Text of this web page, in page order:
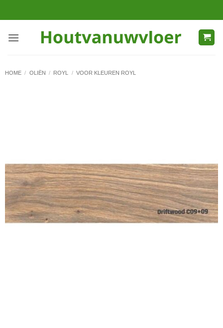
naar
HOME / OLIËN / ROYL / VOOR KLEUREN ROYL